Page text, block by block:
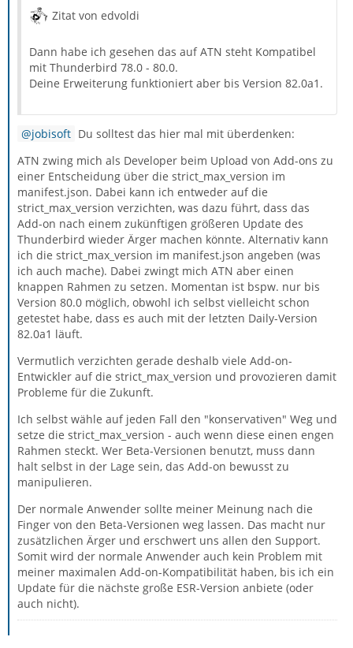
Zitat von edvoldi
Dann habe ich gesehen das auf ATN steht Kompatibel
mit Thunderbird 78.0 - 80.0.
Deine Erweiterung funktioniert aber bis Version 82.0a1.
jobisoft Du solltest das hier mal mit überdenken:
ATN zwing mich als Developer beim Upload von Add-ons zu
einer Entscheidung über die strict_max_version im
manifest.json. Dabei kann ich entweder auf die
strict_max_version verzichten, was dazu führt, dass das
Add-on nach einem zukünftigen größeren Update des
Thunderbird wieder Ärger machen könnte. Alternativ kann
ich die strict_max_version im manifest.json angeben (was
ich auch mache). Dabei zwingt mich ATN aber einen
knappen Rahmen zu setzen. Momentan ist bspw. nur bis
Version 80.0 möglich, obwohl ich selbst vielleicht schon
getestet habe, dass es auch mit der letzten Daily-Version
82.0a1 läuft.
Vermutlich verzichten gerade deshalb viele Add-on-
Entwickler auf die strict_max_version und provozieren damit
Probleme für die Zukunft.
Ich selbst wähle auf jeden Fall den "konservativen" Weg und
setze die strict_max_version - auch wenn diese einen engen
Rahmen steckt. Wer Beta-Versionen benutzt, muss dann
halt selbst in der Lage sein, das Add-on bewusst zu
manipulieren.
Der normale Anwender sollte meiner Meinung nach die
Finger von den Beta-Versionen weg lassen. Das macht nur
zusätzlichen Ärger und erschwert uns allen den Support.
Somit wird der normale Anwender auch kein Problem mit
meiner maximalen Add-on-Kompatibilität haben, bis ich ein
Update für die nächste große ESR-Version anbiete (oder
auch nicht).